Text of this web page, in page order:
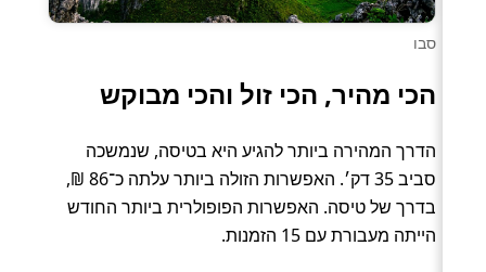
סבו
הכי מהיר, הכי זול והכי מבוקש
הדרך המהירה ביותר להגיע היא בטיסה, שנמשכה
סביב 35 דק׳. האפשרות הזולה ביותר עלתה כ־86 ₪,
בדרך של טיסה. האפשרות הפופולרית ביותר החודש
הייתה מעבורת עם 15 הזמנות.